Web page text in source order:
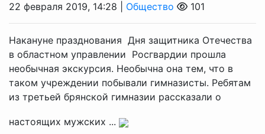
22 февраля 2019, 14:28 | Общество 101
Накануне празднования Дня защитника Отечества
в областном управлении Росгвардии прошла
необычная экскурсия. Необычна она тем, что в
таком учреждении побывали гимназисты. Ребятам
из третьей брянской гимназии рассказали о
настоящих мужских ...